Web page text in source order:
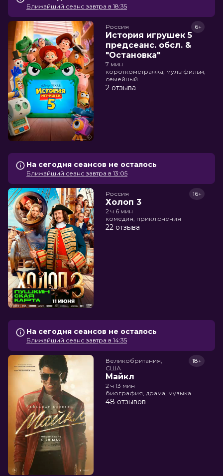
Ближайший сеанс завтра в 18:35
Россия
История игрушек 5
предсеанс. обсл. &
"Остановка"
6+
7 мин
короткометражка, мультфильм,
семейный
2 отзыва
На сегодня сеансов не осталось
Ближайший сеанс завтра в 13:05
Россия
Холоп 3
16+
2 ч 6 мин
комедия, приключения
22 отзыва
На сегодня сеансов не осталось
Ближайший сеанс завтра в 14:35
Великобритания,
США
Майкл
18+
2 ч 13 мин
биография, драма, музыка
48 отзывов